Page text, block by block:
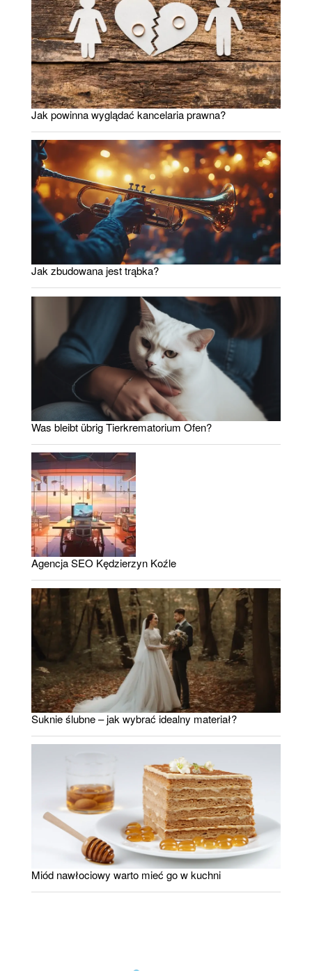
Jak powinna wyglądać kancelaria prawna?
Jak zbudowana jest trąbka?
Was bleibt übrig Tierkrematorium Ofen?
Agencja SEO Kędzierzyn Koźle
Suknie ślubne – jak wybrać idealny materiał?
Miód nawłociowy warto mieć go w kuchni